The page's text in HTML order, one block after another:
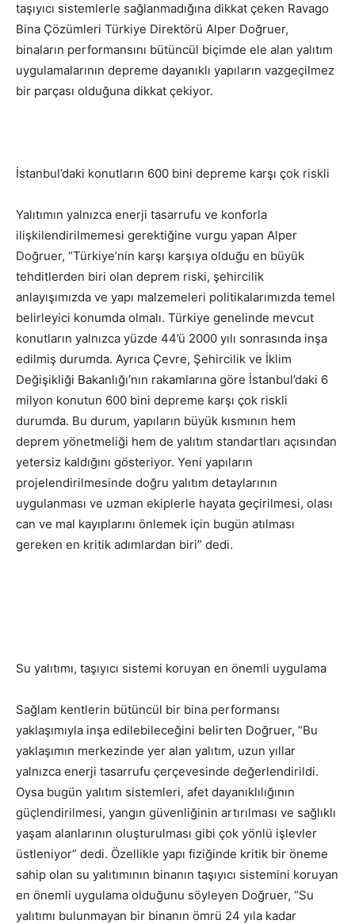
taşıyıcı sistemlerle sağlanmadığına dikkat çeken Ravago
Bina Çözümleri Türkiye Direktörü Alper Doğruer,
binaların performansını bütüncül biçimde ele alan yalıtım
uygulamalarının depreme dayanıklı yapıların vazgeçilmez
bir parçası olduğuna dikkat çekiyor.
İstanbul’daki konutların 600 bini depreme karşı çok riskli
Yalıtımın yalnızca enerji tasarrufu ve konforla
ilişkilendirilmemesi gerektiğine vurgu yapan Alper
Doğruer, “Türkiye’nin karşı karşıya olduğu en büyük
tehditlerden biri olan deprem riski, şehircilik
anlayışımızda ve yapı malzemeleri politikalarımızda temel
belirleyici konumda olmalı. Türkiye genelinde mevcut
konutların yalnızca yüzde 44’ü 2000 yılı sonrasında inşa
edilmiş durumda. Ayrıca Çevre, Şehircilik ve İklim
Değişikliği Bakanlığı’nın rakamlarına göre İstanbul’daki 6
milyon konutun 600 bini depreme karşı çok riskli
durumda. Bu durum, yapıların büyük kısmının hem
deprem yönetmeliği hem de yalıtım standartları açısından
yetersiz kaldığını gösteriyor. Yeni yapıların
projelendirilmesinde doğru yalıtım detaylarının
uygulanması ve uzman ekiplerle hayata geçirilmesi, olası
can ve mal kayıplarını önlemek için bugün atılması
gereken en kritik adımlardan biri” dedi.
Su yalıtımı, taşıyıcı sistemi koruyan en önemli uygulama
Sağlam kentlerin bütüncül bir bina performansı
yaklaşımıyla inşa edilebileceğini belirten Doğruer, “Bu
yaklaşımın merkezinde yer alan yalıtım, uzun yıllar
yalnızca enerji tasarrufu çerçevesinde değerlendirildi.
Oysa bugün yalıtım sistemleri, afet dayanıklılığının
güçlendirilmesi, yangın güvenliğinin artırılması ve sağlıklı
yaşam alanlarının oluşturulması gibi çok yönlü işlevler
üstleniyor” dedi. Özellikle yapı fiziğinde kritik bir öneme
sahip olan su yalıtımının binanın taşıyıcı sistemini koruyan
en önemli uygulama olduğunu söyleyen Doğruer, “Su
yalıtımı bulunmayan bir binanın ömrü 24 yıla kadar